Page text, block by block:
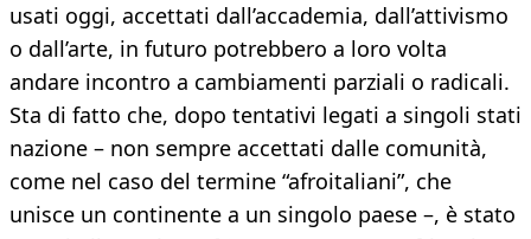
usati oggi, accettati dall’accademia, dall’attivismo
o dall’arte, in futuro potrebbero a loro volta
andare incontro a cambiamenti parziali o radicali.
Sta di fatto che, dopo tentativi legati a singoli stati
nazione – non sempre accettati dalle comunità,
come nel caso del termine “afroitaliani”, che
unisce un continente a un singolo paese –, è stato